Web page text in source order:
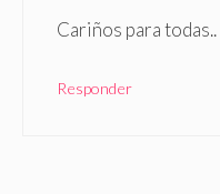
Cariños para todas..
Responder